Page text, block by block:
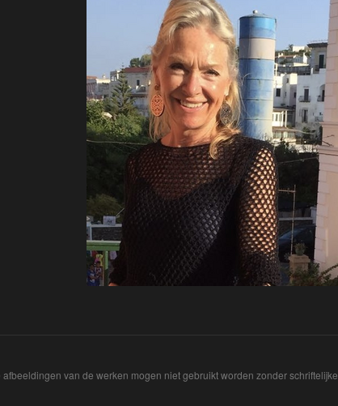
van de werken mogen niet gebruikt worden zonder schriftelijke